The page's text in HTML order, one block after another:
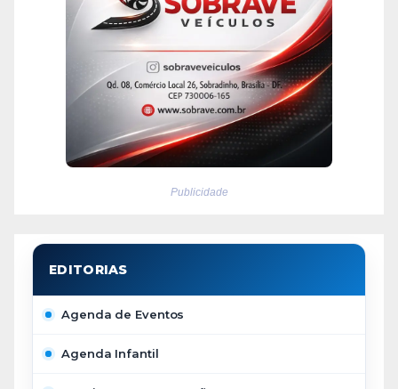
Publicidade
Agenda de Eventos
Agenda Infantil